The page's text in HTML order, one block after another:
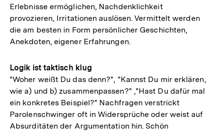
Erlebnisse ermöglichen, Nachdenklichkeit
provozieren, Irritationen auslösen. Vermittelt werden
die am besten in Form persönlicher Geschichten,
Anekdoten, eigener Erfahrungen.
Logik ist taktisch klug
"Woher weißt Du das denn?", "Kannst Du mir erklären,
wie a) und b) zusammenpassen?" ,"Hast Du dafür mal
ein konkretes Beispiel?" Nachfragen verstrickt
Parolenschwinger oft in Widersprüche oder weist auf
Absurditäten der Argumentation hin. Schön